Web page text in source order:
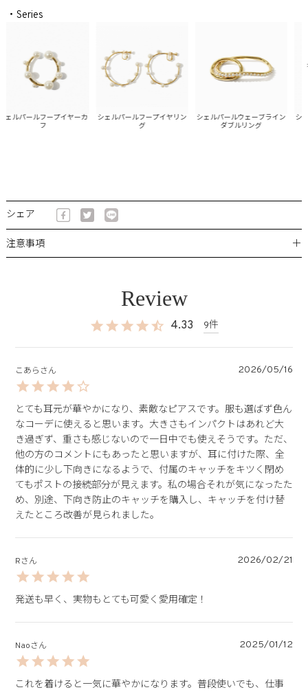
・Series
ルパールフープイヤーカ
シェルパールフープイヤリン
シェルパールウェーブライン
ダブルリング
シェ
シェア
注意事項 ＋
4.33 9
こあら 2026/05/16
とても耳元が華やかになり、素敵なピアスです。服も選ばず色ん
なコーデに使えると思います。大きさもインパクトはあれど大
き過ぎず、重さも感じないので一日中でも使えそうです。ただ、
他の方のコメントにもあったと思いますが、耳に付けた際、全
体的に少し下向きになるようで、付属のキャッチをキツく閉め
てもポストの接続部分が見えます。私の場合それが気になったた
め、別途、下向き防止のキャッチを購入し、キャッチを付け替
えたところ改善が見られました。
R 2026/02/21
発送も早く、実物もとても可愛く愛用確定！
Nao 2025/01/12
これを着けると一気に華やかになります。普段使いでも、仕事